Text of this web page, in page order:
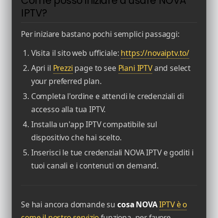
IPTV?
Per iniziare bastano pochi semplici passaggi:
Visita il sito web ufficiale: https://novaiptv.to/
Apri il Prezzi page to see Piani IPTVand select
your preferred plan.
Completa l'ordine e attendi le credenziali di
accesso alla tua IPTV.
Installa un'app IPTV compatibile sul
dispositivo che hai scelto.
Inserisci le tue credenziali NOVA IPTV e goditi i
tuoi canali e i contenuti on demand.
Se hai ancora domande su cosa NOVAIPTV è o